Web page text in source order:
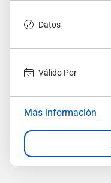
Datos
Válido Por
Más información